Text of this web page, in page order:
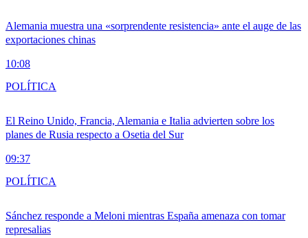
Alemania muestra una «sorprendente resistencia» ante el auge de las
exportaciones chinas
10:08
El Reino Unido, Francia, Alemania e Italia advierten sobre los
planes de Rusia respecto a Osetia del Sur
09:37
POLÍTICA
Sánchez responde a Meloni mientras España amenaza con tomar
represalias
POLÍTICA